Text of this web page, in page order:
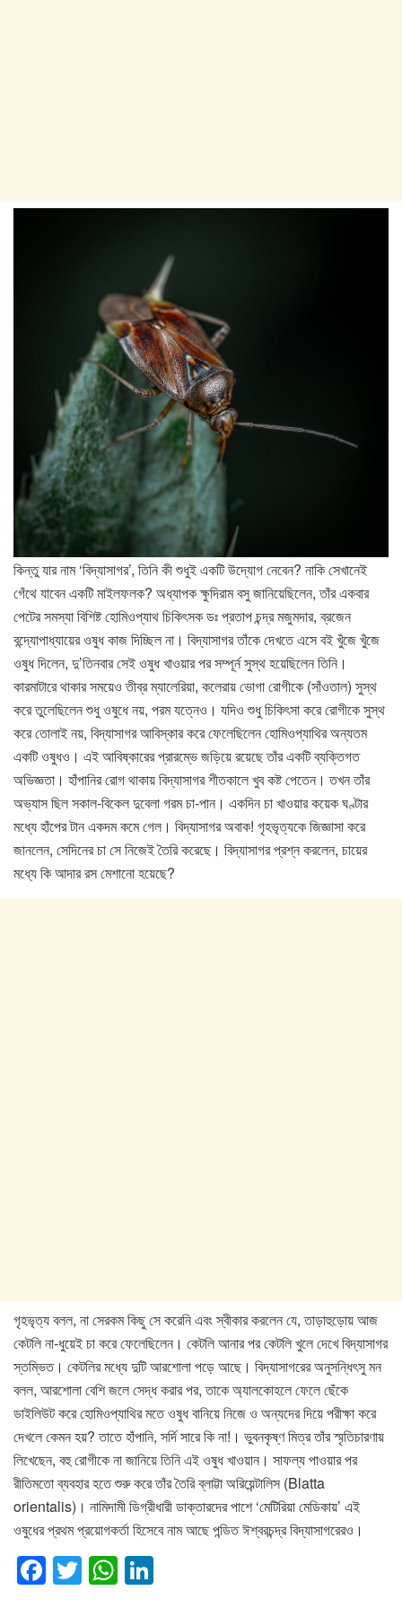
কিন্তু যার নাম ‘বিদ্যাসাগর’, তিনি কী শুধুই একটি উদ্যোগ নেবেন? নাকি সেখানেই
গেঁথে যাবেন একটি মাইলফলক? অধ্যাপক ক্ষুদিরাম বসু জানিয়েছিলেন, তাঁর একবার
পেটের সমস্যা বিশিষ্ট হোমিওপ্যাথ চিকিৎসক ডঃ প্রতাপ চন্দ্র মজুমদার, ব্রজেন
বন্দ্যোপাধ্যায়ের ওষুধ কাজ দিচ্ছিল না। বিদ্যাসাগর তাঁকে দেখতে এসে বই খুঁজে খুঁজে
ওষুধ দিলেন, দু’তিনবার সেই ওষুধ খাওয়ার পর সম্পূর্ন সুস্থ হয়েছিলেন তিনি।
কারমাটারে থাকার সময়েও তীব্র ম্যালেরিয়া, কলেরায় ভোগা রোগীকে (সাঁওতাল) সুস্থ
করে তুলেছিলেন শুধু ওষুধে নয়, পরম যত্নেও। যদিও শুধু চিকিৎসা করে রোগীকে সুস্থ
করে তোলাই নয়, বিদ্যাসাগর আবিস্কার করে ফেলেছিলেন হোমিওপ্যাথির অন্যতম
একটি ওষুধও। এই আবিষ্কারের প্রারম্ভে জড়িয়ে রয়েছে তাঁর একটি ব্যক্তিগত
অভিজ্ঞতা। হাঁপানির রোগ থাকায় বিদ্যাসাগর শীতকালে খুব কষ্ট পেতেন। তখন তাঁর
অভ্যাস ছিল সকাল-বিকেল দুবেলা গরম চা-পান। একদিন চা খাওয়ার কয়েক ঘণ্টার
মধ্যে হাঁপের টান একদম কমে গেল। বিদ্যাসাগর অবাক! গৃহভৃত্যকে জিজ্ঞাসা করে
জানলেন, সেদিনের চা সে নিজেই তৈরি করেছে। বিদ্যাসাগর প্রশ্ন করলেন, চায়ের
মধ্যে কি আদার রস মেশানো হয়েছে?
গৃহভৃত্য বলল, না সেরকম কিছু সে করেনি এবং স্বীকার করলেন যে, তাড়াহুড়োয় আজ
কেটলি না-ধুয়েই চা করে ফেলেছিলেন। কেটলি আনার পর কেটলি খুলে দেখে বিদ্যাসাগর
স্তম্ভিত। কেটলির মধ্যে দুটি আরশোলা পড়ে আছে। বিদ্যাসাগরের অনুসন্ধিৎসু মন
বলল, আরশোলা বেশি জলে সেদ্ধ করার পর, তাকে অ্যালকোহলে ফেলে ছেঁকে
ডাইলিউট করে হোমিওপ্যাথির মতে ওষুধ বানিয়ে নিজে ও অন্যদের দিয়ে পরীক্ষা করে
দেখলে কেমন হয়? তাতে হাঁপানি, সর্দি সারে কি না!। ভুবনকৃষ্ণ মিত্র তাঁর স্মৃতিচারণায়
লিখেছেন, বহু রোগীকে না জানিয়ে তিনি এই ওষুধ খাওয়ান। সাফল্য পাওয়ার পর
রীতিমতো ব্যবহার হতে শুরু করে তাঁর তৈরি ব্লাট্টা অরিয়েন্টালিস (Blatta
orientalis)। নামিদামী ডিগ্রীধারী ডাক্তারদের পাশে ‘মেটিরিয়া মেডিকায়’ এই
ওষুধের প্রথম প্রয়োগকর্তা হিসেবে নাম আছে পন্ডিত ঈশ্বরচন্দ্র বিদ্যাসাগরেরও।
F T W